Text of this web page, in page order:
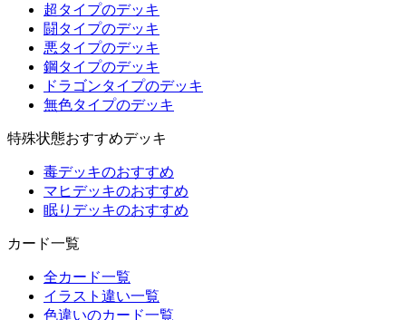
超タイプのデッキ
闘タイプのデッキ
悪タイプのデッキ
鋼タイプのデッキ
ドラゴンタイプのデッキ
無色タイプのデッキ
特殊状態おすすめデッキ
毒デッキのおすすめ
マヒデッキのおすすめ
眠りデッキのおすすめ
カード一覧
全カード一覧
イラスト違い一覧
色違いのカード一覧